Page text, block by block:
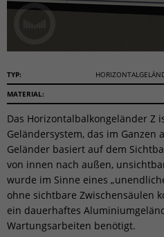
TYP:
MATERIAL:
Das Horizontalbalkongeländer Z
Geländersystem, das im Ganzen
Geländer basiert auf dem
von innen nach außen,
wurde im Sinne eines
ohne sichtbare Zwischensäulen
ein dauerhaftes
Wartungsarbeiten benötigt.